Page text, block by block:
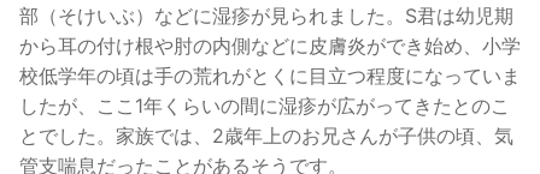
部（そけいぶ）などに湿疹が見られました。S君は幼児期
から耳の付け根や肘の内側などに皮膚炎ができ始め、小学
校低学年の頃は手の荒れがとくに目立つ程度になっていま
したが、ここ1年くらいの間に湿疹が広がってきたとのこ
とでした。家族では、2歳年上のお兄さんが子供の頃、気
管支喘息だったことがあるそうです。